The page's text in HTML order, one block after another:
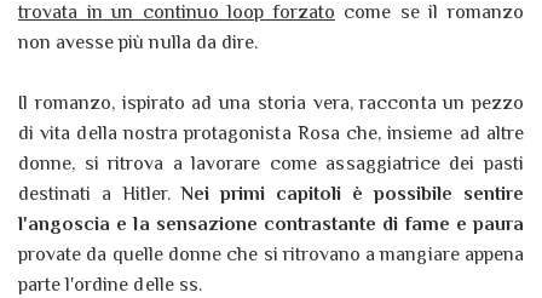
trovata in un continuo loop forzato come se il romanzo
non avesse più nulla da dire.
Il romanzo, ispirato ad una storia vera, racconta un pezzo
di vita della nostra protagonista Rosa che, insieme ad altre
donne, si ritrova a lavorare come assaggiatrice dei pasti
destinati a Hitler.Nei primi capitoli è possibile sentire
l'angoscia e la sensazione contrastante di fame e paura
provate da quelle donne che si ritrovano a mangiare appena
parte l'ordine delle ss.